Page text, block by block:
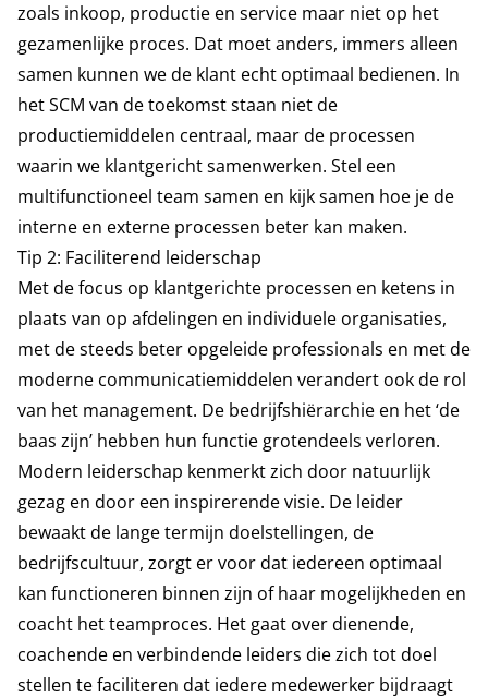
zoals inkoop, productie en service maar niet op het
gezamenlijke proces. Dat moet anders, immers alleen
samen kunnen we de klant echt optimaal bedienen. In
het SCM van de toekomst staan niet de
productiemiddelen centraal, maar de processen
waarin we klantgericht samenwerken. Stel een
multifunctioneel team samen en kijk samen hoe je de
interne en externe processen beter kan maken.
Tip 2: Faciliterend leiderschap
Met de focus op klantgerichte processen en ketens in
plaats van op afdelingen en individuele organisaties,
met de steeds beter opgeleide professionals en met de
moderne communicatiemiddelen verandert ook de rol
van het management. De bedrijfshiërarchie en het ‘de
baas zijn’ hebben hun functie grotendeels verloren.
Modern leiderschap kenmerkt zich door natuurlijk
gezag en door een inspirerende visie. De leider
bewaakt de lange termijn doelstellingen, de
bedrijfscultuur, zorgt er voor dat iedereen optimaal
kan functioneren binnen zijn of haar mogelijkheden en
coacht het teamproces. Het gaat over dienende,
coachende en verbindende leiders die zich tot doel
stellen te faciliteren dat iedere medewerker bijdraagt